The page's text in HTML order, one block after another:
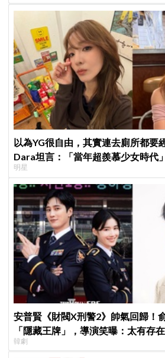
以為YG很自由，其實連去廁所都要
Dara坦言：「當年超羨慕少女時代」
明星
安普賢《財閥X刑警2》帥氣回歸！
「隱藏王牌」，導演笑曝：太有存
韓劇